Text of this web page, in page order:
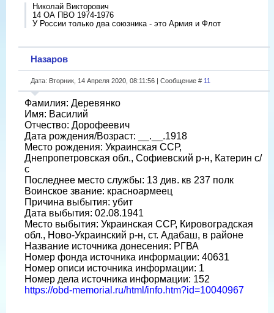
Николай Викторович
14 ОА ПВО 1974-1976
У России только два союзника - это Армия и Флот
Назаров
Дата: Вторник, 14 Апреля 2020, 08:11:56 | Сообщение # 11
Фамилия: Деревянко
Имя: Василий
Отчество: Дорофеевич
Дата рождения/Возраст: __.__.1918
Место рождения: Украинская ССР,
Днепропетровская обл., Софиевский р-н, Катерин с/
с
Последнее место службы: 13 див. кв 237 полк
Воинское звание: красноармеец
Причина выбытия: убит
Дата выбытия: 02.08.1941
Место выбытия: Украинская ССР, Кировоградская
обл., Ново-Украинский р-н, ст. Адабаш, в районе
Название источника донесения: РГВА
Номер фонда источника информации: 40631
Номер описи источника информации: 1
Номер дела источника информации: 152
https://obd-memorial.ru/html/info.htm?id=10040967